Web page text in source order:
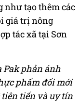
như tạo thêm các
giá trị nông
tác xã tại Sơn
Pak phản ánh
phẩm đổi mới
tiên tiến và uy tín